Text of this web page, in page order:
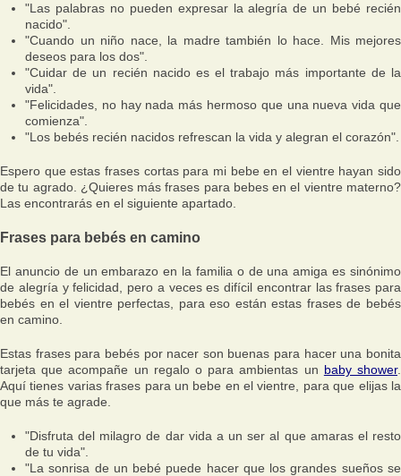
"Las palabras no pueden expresar la alegría de un bebé recién
nacido".
"Cuando un niño nace, la madre también lo hace. Mis mejores
deseos para los dos".
"Cuidar de un recién nacido es el trabajo más importante de la
vida".
"Felicidades, no hay nada más hermoso que una nueva vida que
comienza".
"Los bebés recién nacidos refrescan la vida y alegran el corazón".
Espero que estas frases cortas para mi bebe en el vientre hayan sido
de tu agrado. ¿Quieres más frases para bebes en el vientre materno?
Las encontrarás en el siguiente apartado.
Frases para bebés en camino
El anuncio de un embarazo en la familia o de una amiga es sinónimo
de alegría y felicidad, pero a veces es difícil encontrar las frases para
bebés en el vientre perfectas, para eso están estas frases de bebés
en camino.
Estas frases para bebés por nacer son buenas para hacer una bonita
tarjeta que acompañe un regalo o para ambientas un baby shower.
Aquí tienes varias frases para un bebe en el vientre, para que elijas la
que más te agrade.
"Disfruta del milagro de dar vida a un ser al que amaras el resto
de tu vida".
"La sonrisa de un bebé puede hacer que los grandes sueños se